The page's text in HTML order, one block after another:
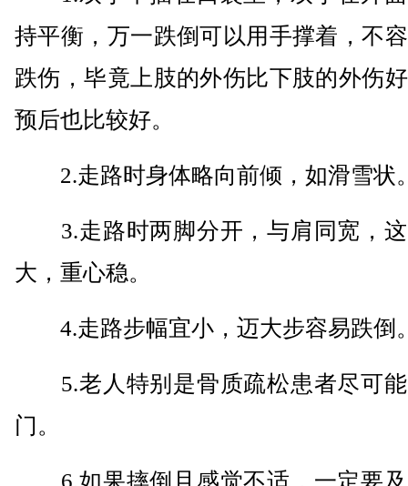
持平衡，万一跌倒可以用手撑着，不
跌伤，毕竟上肢的外伤比下肢的外伤
预后也比较好。
2.走路时身体略向前倾，如滑雪状
3.走路时两脚分开，与肩同宽，这
大，重心稳。
4.走路步幅宜小，迈大步容易跌倒
5.老人特别是骨质疏松患者尽可能
门。